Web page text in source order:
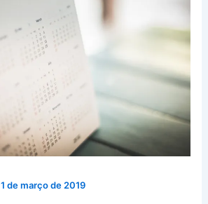
1 de março de 2019